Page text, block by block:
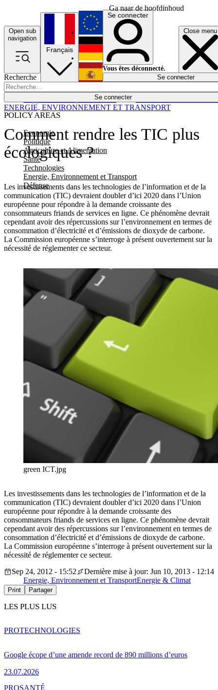
Ga naar de hoofdinhoud
Open sub
navigation
Close menu
Recherche
Se connecter
POLICY AREAS
Economie
Politique
Agriculture et Alimentation
Santé
Technologies
Energie, Environnement et Transport
Défense
Économie
Français
English
Deutsch
Español
Se connecter
Vous êtes déconnecté.
Se connecter
Comment rendre les TIC plus
écologiques ?
Les investissements dans les technologies de l’information et de la
communication (TIC) devraient doubler d’ici 2020 dans l’Union
européenne pour répondre à la demande croissante des
consommateurs friands de services en ligne. Ce phénomène devrait
cependant avoir des répercussions sur l’environnement en termes de
consommation d’électricité et d’émissions de dioxyde de carbone.
La Commission européenne s’interroge à présent ouvertement sur la
nécessité de réglementer ce secteur.
ENERGIE, ENVIRONNEMENT ET TRANSPORT
green ICT.jpg
Les investissements dans les technologies de l’information et de la
communication (TIC) devraient doubler d’ici 2020 dans l’Union
européenne pour répondre à la demande croissante des
consommateurs friands de services en ligne. Ce phénomène devrait
cependant avoir des répercussions sur l’environnement en termes de
consommation d’électricité et d’émissions de dioxyde de carbone.
La Commission européenne s’interroge à présent ouvertement sur la
nécessité de réglementer ce secteur.
Sep 24, 2012 - 15:52
Dernière mise à jour: Jun 10, 2013 - 12:14
Energie, Environnement et TransportEnergie & Climat
Print Partager
LES PLUS LUS
Google écope d’une amende record de 890 millions d’euros
23.07.2026
PROTECHNOLOGIES
PROSANTÉ